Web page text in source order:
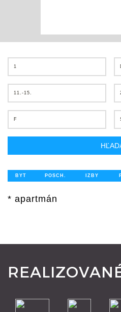
1
11.-15.
F
BYT POSCH. IZBY
* apartmán